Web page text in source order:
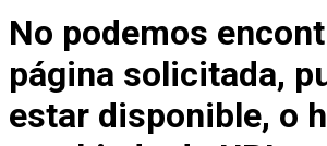
No podemos
página solicitada,
estar disponible, o